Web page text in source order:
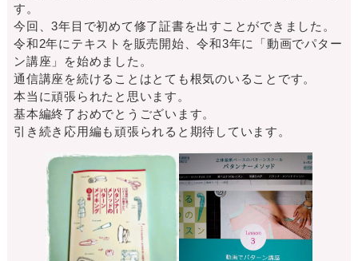
す。
今回、3年目で初めて修了証書を出すことができました。
令和2年にテキストを販売開始、令和3年に「動画でパター
ン講座」を始めました。
通信講座を続けることはとても根気のいることです。
本当に頑張られたと思います。
基本編終了おめでとうございます。
引き続き応用編も頑張られると期待しています。